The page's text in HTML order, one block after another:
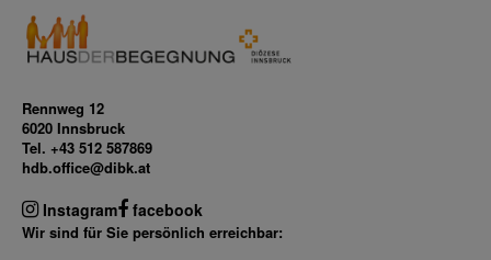
Rennweg 12
6020 Innsbruck
Tel. +43 512 587869
hdb.office@dibk.at
Instagram facebook
Wir sind für Sie persönlich erreichbar: